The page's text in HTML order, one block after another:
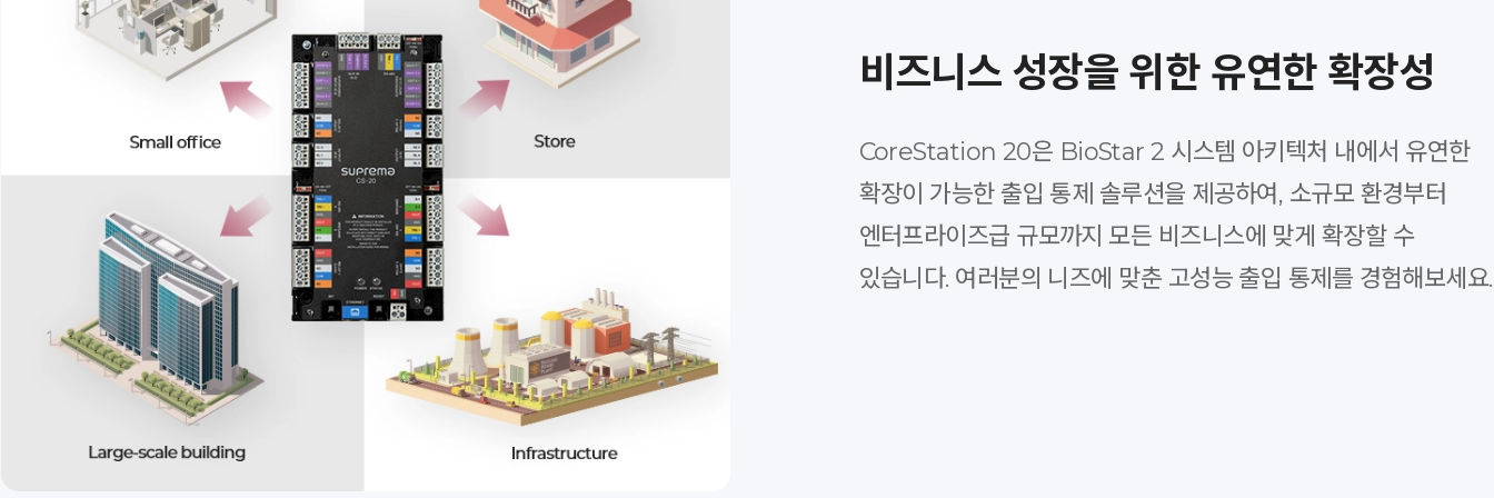
비즈니스 성장을 위한 유연한 확장성
CoreStation 20은 BioStar 2 시스템 아키텍처 내에서 유연한
확장이 가능한 출입 통제 솔루션을 제공하여, 소규모 환경부터
엔터프라이즈급 규모까지 모든 비즈니스에 맞게 확장할 수
있습니다. 여러분의 니즈에 맞춘 고성능 출입 통제를 경험해보세요.